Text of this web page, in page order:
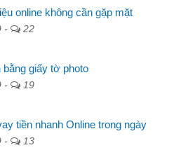
online không cần gặp mặt
- 22
bằng giấy tờ photo
- 19
tiền nhanh Online trong ngày
- 13